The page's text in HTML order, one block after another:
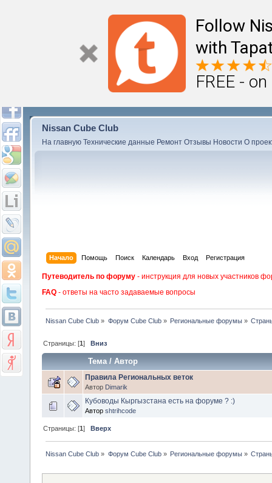
Follow
with
FREE -
Nissan Cube Club
На главную Технические данные Ремонт Отзывы Новости О
Начало Помощь Поиск Календарь Вход Регистрация
Путеводитель по форуму - инструкция для новых участников
FAQ - ответы на часто задаваемые вопросы
Nissan Cube Club » Форум Cube Club» Региональные форумы»
Страницы: [1]Вниз
Тема/Автор
Правила Региональных веток
Автор Dimarik
Кубоводы Кыргызстана есть на форуме ? :)
Автор shtrihcode
Страницы: [1]Вверх
Nissan Cube Club » Форум Cube Club» Региональные форумы»